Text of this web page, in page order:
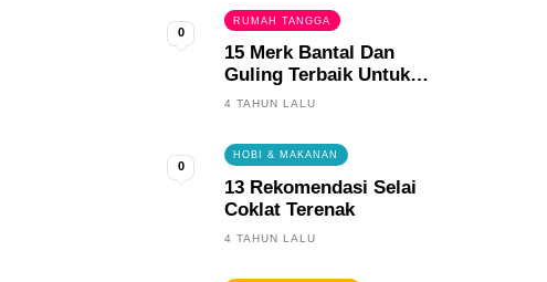
0
RUMAH TANGGA
15 Merk Bantal Dan
Guling Terbaik Untuk
Tidur Yang Berkualitas
4 TAHUN LALU
0
HOBI & MAKANAN
13 Rekomendasi Selai
Coklat Terenak
4 TAHUN LALU